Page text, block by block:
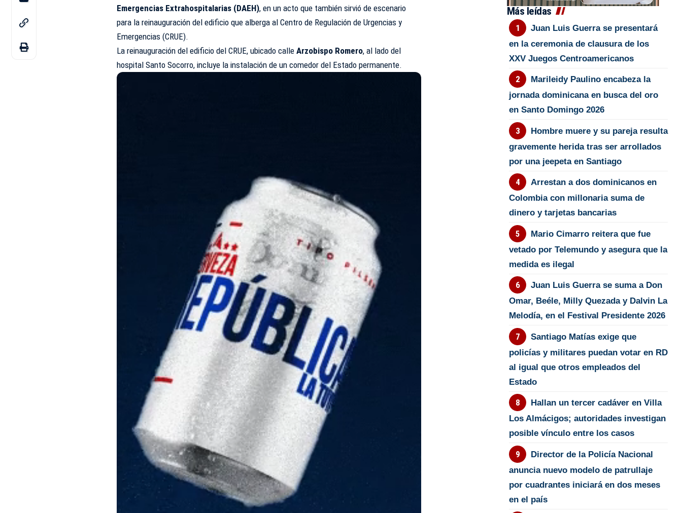
Emergencias Extrahospitalarias (DAEH), en un acto que también sirvió de escenario
para la reinauguración del edificio que alberga al Centro de Regulación de Urgencias y
Emergencias (CRUE).
La reinauguración del edificio del CRUE, ubicado calleArzobispo Romero, al lado del
hospital Santo Socorro, incluye la instalación de un comedor del Estado permanente.
Más leídas
Juan Luis Guerra se presentará
en la ceremonia de clausura de los
XXV Juegos Centroamericanos
Marileidy Paulino encabeza la
jornada dominicana en busca del oro
en Santo Domingo 2026
Hombre muere y su pareja resulta
gravemente herida tras ser arrollados
por una jeepeta en Santiago
Arrestan a dos dominicanos en
Colombia con millonaria suma de
dinero y tarjetas bancarias
Mario Cimarro reitera que fue
vetado por Telemundo y asegura que la
medida es ilegal
Juan Luis Guerra se suma a Don
Omar, Beéle, Milly Quezada y Dalvin La
Melodía, en el Festival Presidente 2026
Santiago Matías exige que
policías y militares puedan votar en RD
al igual que otros empleados del
Estado
Hallan un tercer cadáver en Villa
Los Almácigos; autoridades investigan
posible vínculo entre los casos
Director de la Policía Nacional
anuncia nuevo modelo de patrullaje
por cuadrantes iniciará en dos meses
en el país